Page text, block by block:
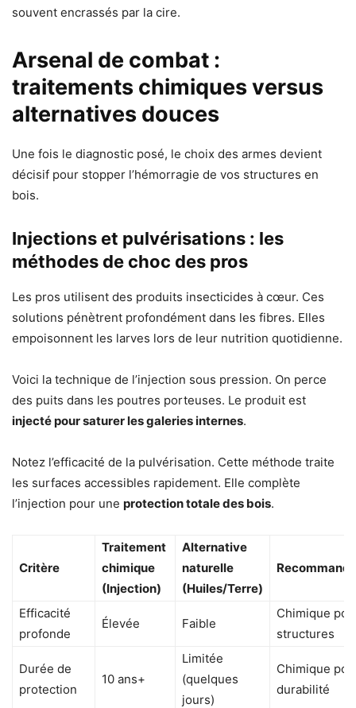
souvent encrassés par la cire.
Arsenal de combat :
traitements chimiques versus
alternatives douces
Une fois le diagnostic posé, le choix des armes devient
décisif pour stopper l’hémorragie de vos structures en
bois.
Injections et pulvérisations : les
méthodes de choc des pros
Les pros utilisent des produits insecticides à cœur. Ces
solutions pénètrent profondément dans les fibres. Elles
empoisonnent les larves lors de leur nutrition quotidienne.
Voici la technique de l’injection sous pression. On perce
des puits dans les poutres porteuses. Le produit est
injecté pour saturer les galeries internes.
Notez l’efficacité de la pulvérisation. Cette méthode traite
les surfaces accessibles rapidement. Elle complète
l’injection pour une protection totale des bois.
Critère
Traitement
chimique
(Injection)
Alternative
naturelle
(Huiles/Terre)
Efficacité
profonde
Élevée Faible
Chimique
structures
Durée de
protection
10 ans+
Limitée
(quelques
jours)
Chimique
durabilité